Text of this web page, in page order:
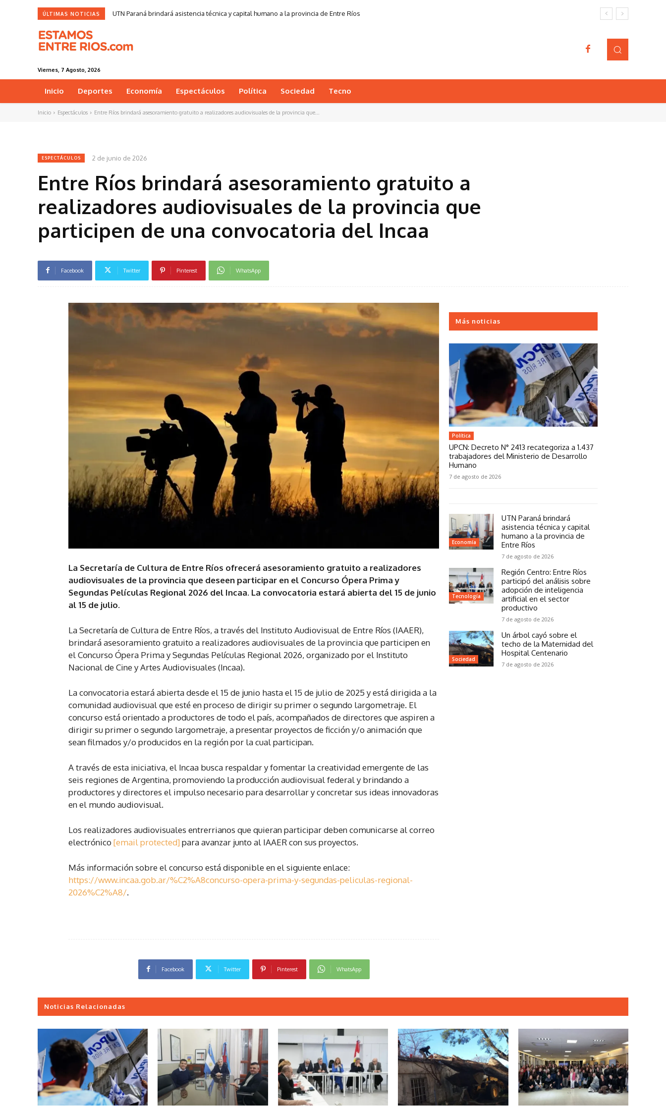
ÚLTIMAS NOTICIAS UTN Paraná brindará asistencia técnica y capital humano a la provincia de Entre Ríos
Viernes, 7 Agosto, 2026
Inicio Deportes Economía Espectáculos Política Sociedad Tecno
Inicio Espectáculos Entre Ríos brindará asesoramiento gratuito a realizadores audiovisuales de la provincia que...
ESPECTÁCULOS 2 de junio de 2026
Entre Ríos brindará asesoramiento gratuito a
realizadores audiovisuales de la provincia que
participen de una convocatoria del Incaa
Facebook Twitter Pinterest WhatsApp
La Secretaría de Cultura de Entre Ríos ofrecerá asesoramiento gratuito a realizadores
audiovisuales de la provincia que deseen participar en el Concurso Ópera Prima y
Segundas Películas Regional 2026 del Incaa. La convocatoria estará abierta del 15 de junio
al 15 de julio.
La Secretaría de Cultura de Entre Ríos, a través del Instituto Audiovisual de Entre Ríos (IAAER),
brindará asesoramiento gratuito a realizadores audiovisuales de la provincia que participen en
el Concurso Ópera Prima y Segundas Películas Regional 2026, organizado por el Instituto
Nacional de Cine y Artes Audiovisuales (Incaa).
La convocatoria estará abierta desde el 15 de junio hasta el 15 de julio de 2025 y está dirigida a la
comunidad audiovisual que esté en proceso de dirigir su primer o segundo largometraje. El
concurso está orientado a productores de todo el país, acompañados de directores que aspiren a
dirigir su primer o segundo largometraje, a presentar proyectos de ficción y/o animación que
sean filmados y/o producidos en la región por la cual participan.
A través de esta iniciativa, el Incaa busca respaldar y fomentar la creatividad emergente de las
seis regiones de Argentina, promoviendo la producción audiovisual federal y brindando a
productores y directores el impulso necesario para desarrollar y concretar sus ideas innovadoras
en el mundo audiovisual.
Los realizadores audiovisuales entrerrianos que quieran participar deben comunicarse al correo
electrónico[email protected] para avanzar junto al IAAER con sus proyectos.
Más información sobre el concurso está disponible en el siguiente enlace:
https://www.incaa.gob.ar/%C2%A8concurso-opera-prima-y-segundas-peliculas-regional-
2026%C2%A8/.
Facebook Twitter Pinterest WhatsApp
Más noticias
Política
UPCN: Decreto N° 2413 recategoriza a 1.437
trabajadores del Ministerio de Desarrollo
Humano
7 de agosto de 2026
Economía
UTN Paraná brindará
asistencia técnica y capital
humano a la provincia de
Entre Ríos
7 de agosto de 2026
Tecnología
Región Centro: Entre Ríos
participó del análisis sobre
adopción de inteligencia
artificial en el sector
productivo
7 de agosto de 2026
Sociedad
Un árbol cayó sobre el
techo de la Maternidad del
Hospital Centenario
7 de agosto de 2026
Noticias Relacionadas